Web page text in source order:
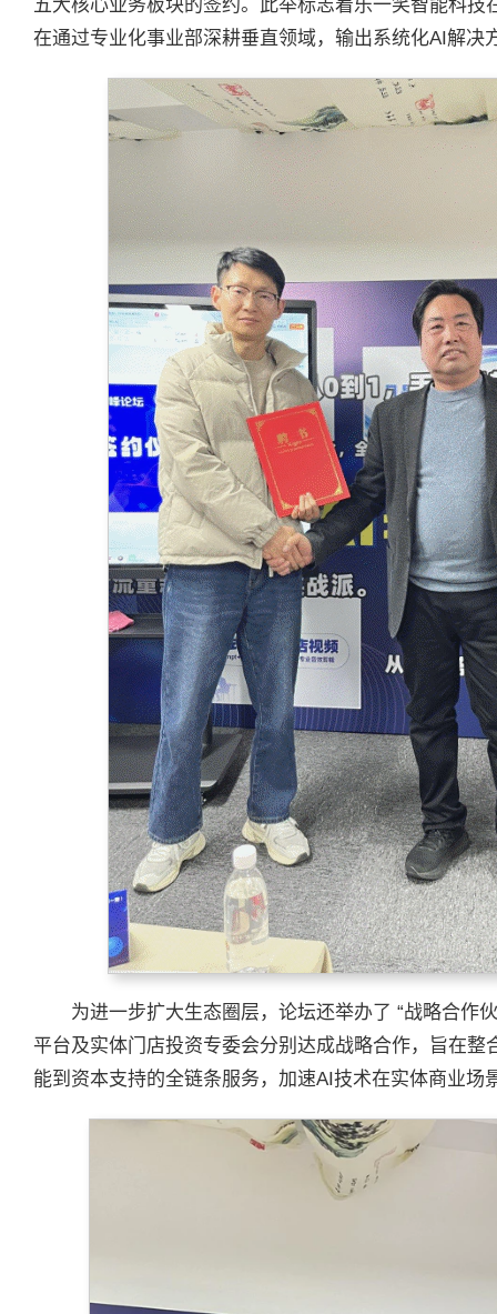
五大核心业务板块的签约。此举标志着乐一笑智能科
在通过专业化事业部深耕垂直领域，输出系统化AI解决
为进一步扩大生态圈层，论坛还举办了 “战略合作
平台及实体门店投资专委会分别达成战略合作，旨在
能到资本支持的全链条服务，加速AI技术在实体商业场